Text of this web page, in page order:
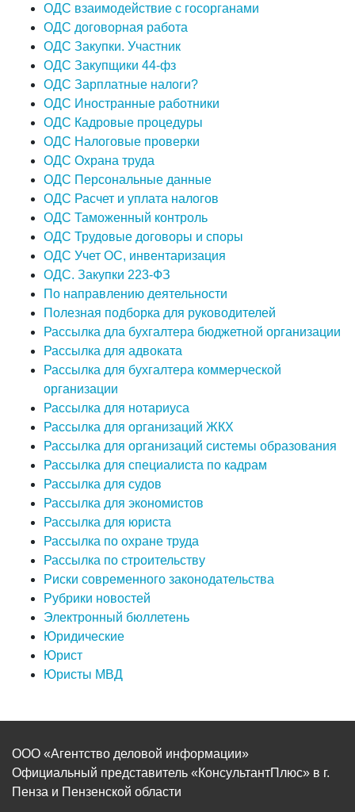
ОДС взаимодействие с госорганами
ОДС договорная работа
ОДС Закупки. Участник
ОДС Закупщики 44-фз
ОДС Зарплатные налоги?
ОДС Иностранные работники
ОДС Кадровые процедуры
ОДС Налоговые проверки
ОДС Охрана труда
ОДС Персональные данные
ОДС Расчет и уплата налогов
ОДС Таможенный контроль
ОДС Трудовые договоры и споры
ОДС Учет ОС, инвентаризация
ОДС. Закупки 223-ФЗ
По направлению деятельности
Полезная подборка для руководителей
Рассылка дла бухгалтера бюджетной организации
Рассылка для адвоката
Рассылка для бухгалтера коммерческой
организации
Рассылка для нотариуса
Рассылка для организаций ЖКХ
Рассылка для организаций системы образования
Рассылка для специалиста по кадрам
Рассылка для судов
Рассылка для экономистов
Рассылка для юриста
Рассылка по охране труда
Рассылка по строительству
Риски современного законодательства
Рубрики новостей
Электронный бюллетень
Юридические
Юрист
Юристы МВД
ООО «Агентство деловой информации»
Официальный представитель «КонсультантПлюс» в г.
Пенза и Пензенской области